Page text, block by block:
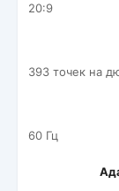
20:9
393 точек на
60 Гц